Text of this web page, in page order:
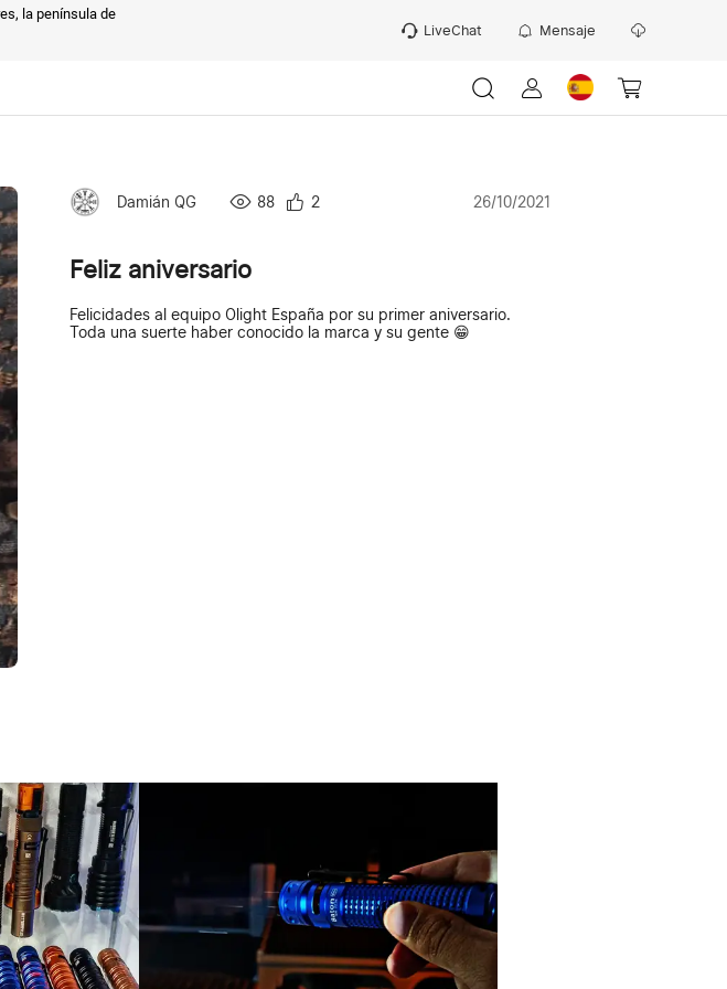
la península de
LiveChat Mensaje
Damián QG 88 2 26/10/2021
Feliz aniversario
Felicidades al equipo Olight España por su primer aniversario.
Toda una suerte haber conocido la marca y su gente 😁